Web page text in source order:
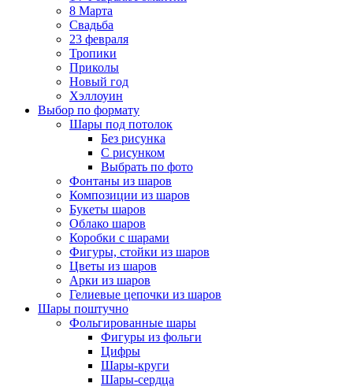
8 Марта
Свадьба
23 февраля
Тропики
Приколы
Новый год
Хэллоуин
Выбор по формату
Шары под потолок
Без рисунка
С рисунком
Выбрать по фото
Фонтаны из шаров
Композиции из шаров
Букеты шаров
Облако шаров
Коробки с шарами
Фигуры, стойки из шаров
Цветы из шаров
Арки из шаров
Гелиевые цепочки из шаров
Шары поштучно
Фольгированные шары
Фигуры из фольги
Цифры
Шары-круги
Шары-сердца